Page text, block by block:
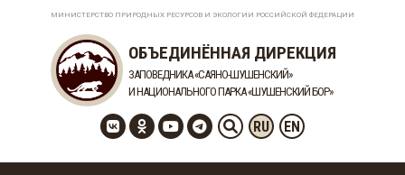
МИНИСТЕРСТВО ПРИРОДНЫХ РЕСУРСОВ И ЭКОЛОГИИ РОССИЙСКОЙ ФЕДЕРАЦИИ
ОБЪЕДИНЁННАЯ ДИРЕКЦИЯ
ЗАПОВЕДНИКА «САЯНО-ШУШЕНСКИЙ»
И НАЦИОНАЛЬНОГО ПАРКА «ШУШЕНСКИЙ БОР»
RU EN